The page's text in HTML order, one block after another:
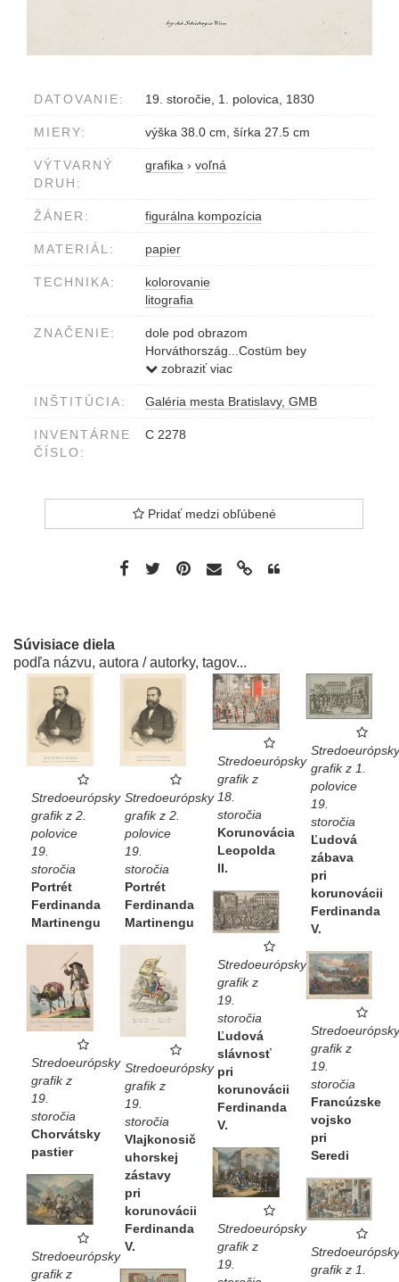
DATOVANIE: 19. storočie, 1. polovica, 1830
MIERY: výška 38.0 cm, šírka 27.5 cm
VÝTVARNÝ
DRUH:
grafika › voľná
ŽÁNER: figurálna kompozícia
MATERIÁL: papier
TECHNIKA:
kolorovanie
litografia
ZNAČENIE:
dole pod obrazom
Horváthország...Costüm bey
Joh.Schönberg in Wien
zobraziť viac
INŠTITÚCIA: Galéria mesta Bratislavy, GMB
INVENTÁRNE
ČÍSLO:
C 2278
Pridať medzi obľúbené
Súvisiace diela
podľa názvu, autora / autorky, tagov...
Stredoeurópsky
grafik z 2.
polovice
19.
storočia
Portrét
Ferdinanda
Martinengu
Stredoeurópsky
grafik z 2.
polovice
19.
storočia
Portrét
Ferdinanda
Martinengu
Stredoeurópsky
grafik z
18.
storočia
Korunovácia
Leopolda
II.
Stredoeurópsky
grafik z 1.
polovice
19.
storočia
Ľudová
zábava
pri
korunovácii
Ferdinanda
V.
Stredoeurópsky
grafik z
19.
storočia
Ľudová
slávnosť
pri
korunovácii
Ferdinanda
V.
Stredoeurópsky
grafik z
19.
storočia
Vlajkonosič
uhorskej
zástavy
pri
korunovácii
Ferdinanda
V.
Stredoeurópsky
grafik z
19.
storočia
Chorvátsky
pastier
Stredoeurópsky
grafik z
19.
storočia
Francúzske
vojsko
pri
Seredi
Stredoeurópsky
grafik z
19.
Stredoeurópsky
grafik z
Stredoeurópsky
grafik z 1.